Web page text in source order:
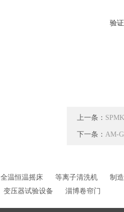
验
上一条：
下一条： AM-
全温恒温摇床 等离子清洗机
制
变压器试验设备 淄博卷帘门